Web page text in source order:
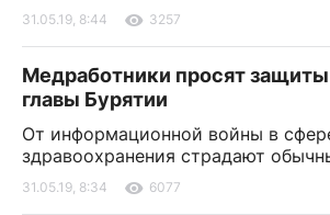
31.05.19, 8:44 3257
Медработники просят
главы Бурятии
От информационной войны в
здравоохранения страдают
31.05.19, 8:34 6077